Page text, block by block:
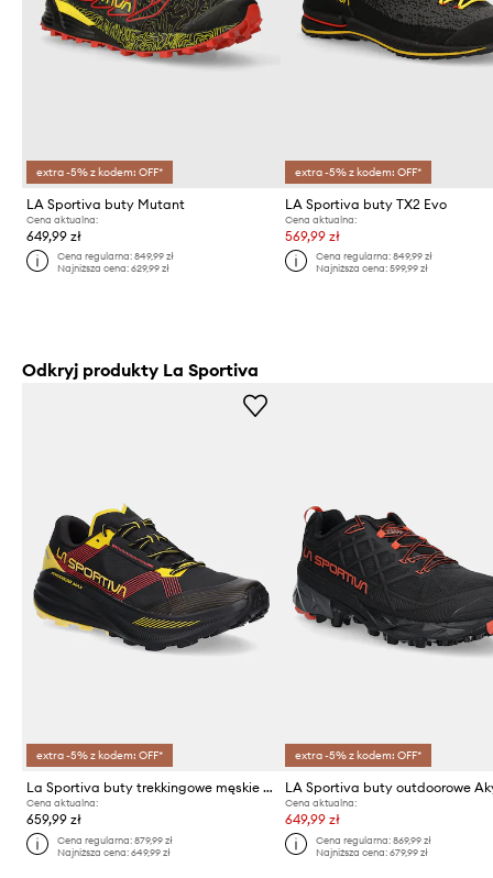
extra -5% z kodem: OFF*
LA Sportiva buty Mutant
Cena aktualna:
649,99 zł
Cena regularna:849,99 zł
Najniższa cena:629,99 zł
extra -5% z kodem: OFF*
LA Sportiva buty TX2 Evo
Cena aktualna:
569,99 zł
Cena regularna: 849,99 zł
Najniższa cena: 599,99 zł
Odkryj produkty La Sportiva
extra -5% z kodem: OFF*
La Sportiva buty trekkingowe męskie Prodigio Max
Cena aktualna:
659,99 zł
Cena regularna:879,99 zł
Najniższa cena:649,99 zł
extra -5% z kodem: OFF*
Cena aktualna:
649,99 zł
Cena regularna: 869,99 zł
Najniższa cena: 679,99 zł